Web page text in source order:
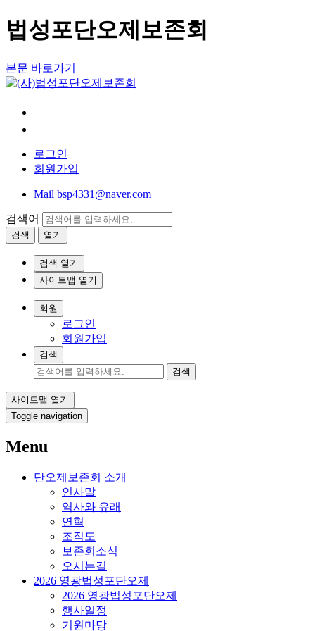
법성포단오제보존회
본문 바로가기
로그인
회원가입
Mail bsp4331@naver.com
검색어
검색 열기
검색 열기
사이트맵 열기
회원
로그인
회원가입
검색
검색
사이트맵 열기
Toggle navigation
Menu
단오제보존회 소개
인사말
역사와 유래
연혁
조직도
보존회소식
오시는길
2026 영광법성포단오제
2026 영광법성포단오제
행사일정
기원마당